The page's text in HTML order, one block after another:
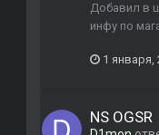
Добавил в
инфу по
1 января,
NS OGSR